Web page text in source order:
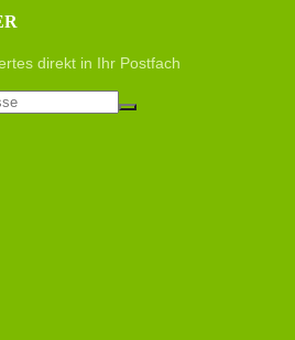
direkt in Ihr Postfach